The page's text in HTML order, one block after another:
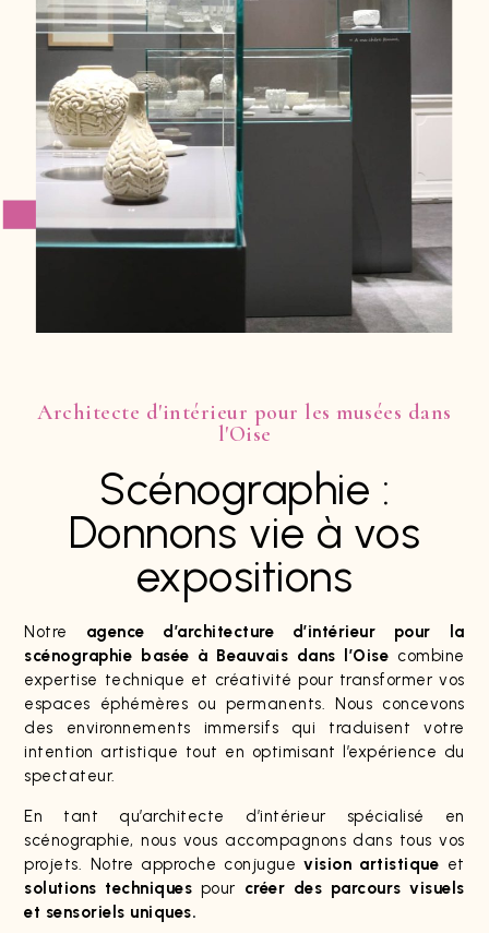
Architecte d'intérieur pour les musées dans
l'Oise
Scénographie :
Donnons vie à vos
expositions
Notre agence d’architecture d’intérieur pour la
scénographie basée à Beauvais dans l’Oise combine
expertise technique et créativité pour transformer vos
espaces éphémères ou permanents. Nous concevons
des environnements immersifs qui traduisent votre
intention artistique tout en optimisant l’expérience du
spectateur.
En tant qu’architecte d’intérieur spécialisé en
scénographie, nous vous accompagnons dans tous vos
projets. Notre approche conjuguevision artistique et
solutions techniques pour créer des parcours visuels
et sensoriels uniques.